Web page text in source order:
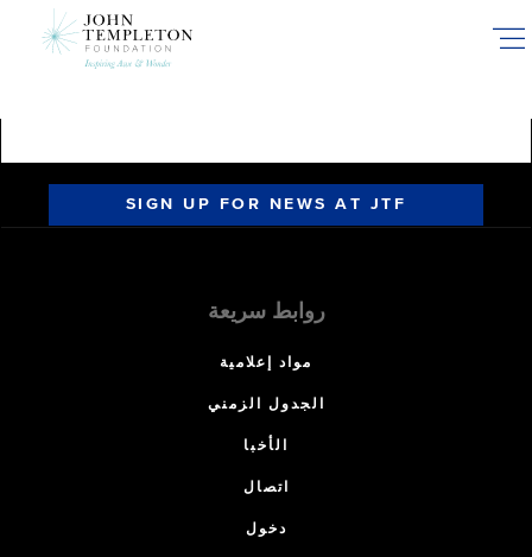
SIGN UP FOR NEWS AT JTF
روابط سريعة
مواد إعلامية
الجدول الزمني
الأخبا
اتصال
دخول